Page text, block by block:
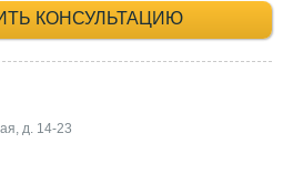
КОНСУЛЬТАЦИЮ
+7 (495) 660-35-
д. 14-23